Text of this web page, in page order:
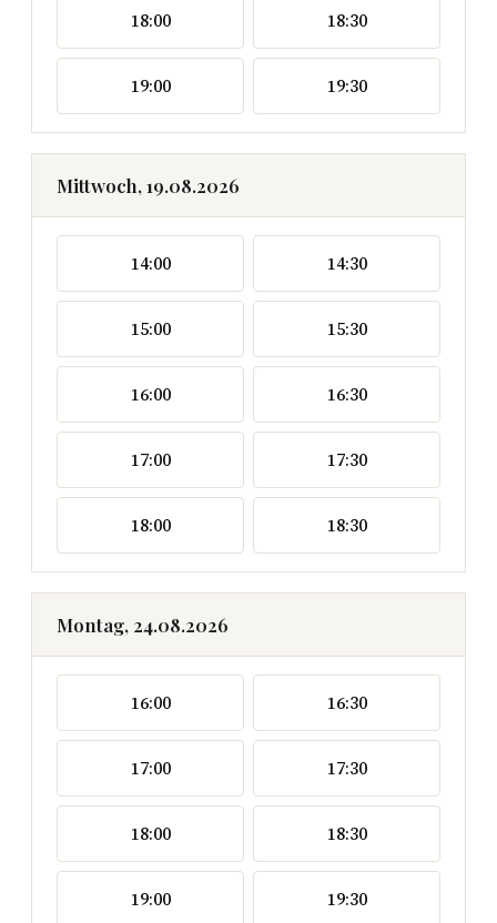
18:00 18:30
19:00 19:30
Mittwoch, 19.08.2026
14:00 14:30
15:00 15:30
16:00 16:30
17:00 17:30
18:00 18:30
Montag, 24.08.2026
16:00 16:30
17:00 17:30
18:00 18:30
19:00 19:30